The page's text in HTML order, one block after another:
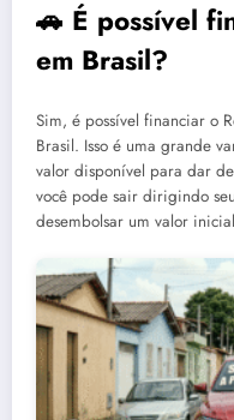
🚗 É possível
em Brasil?
Sim, é possível financiar o
Brasil. Isso é uma grande
valor disponível para dar
você pode sair dirigindo
desembolsar um valor